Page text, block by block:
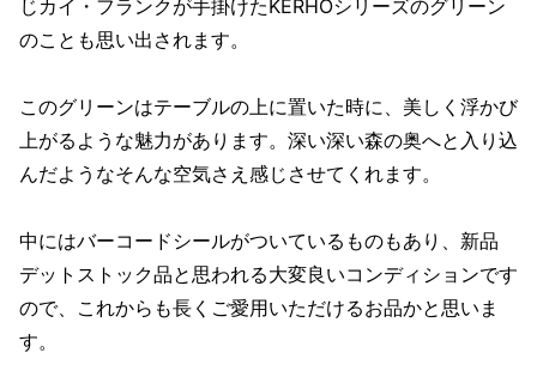
じカイ・フランクが手掛けたKERHOシリーズのグリーン
のことも思い出されます。
このグリーンはテーブルの上に置いた時に、美しく浮かび
上がるような魅力があります。深い深い森の奥へと入り込
んだようなそんな空気さえ感じさせてくれます。
中にはバーコードシールがついているものもあり、新品
デットストック品と思われる大変良いコンディションです
ので、これからも長くご愛用いただけるお品かと思いま
す。